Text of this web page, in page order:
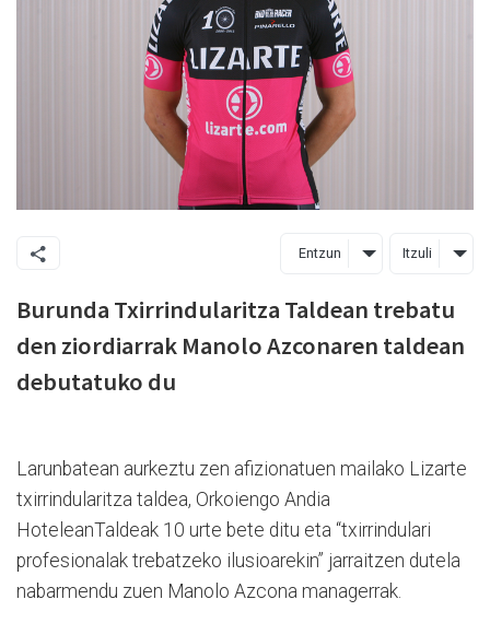
Entzun Itzuli
Burunda Txirrindularitza Taldean trebatu
den ziordiarrak Manolo Azconaren taldean
debutatuko du
Larunbatean aurkeztu zen afizionatuen mailako Lizarte
txirrindularitza taldea, Orkoiengo Andia
HoteleanTaldeak 10 urte bete ditu eta “txirrindulari
profesionalak trebatzeko ilusioarekin” jarraitzen dutela
nabarmendu zuen Manolo Azcona managerrak.